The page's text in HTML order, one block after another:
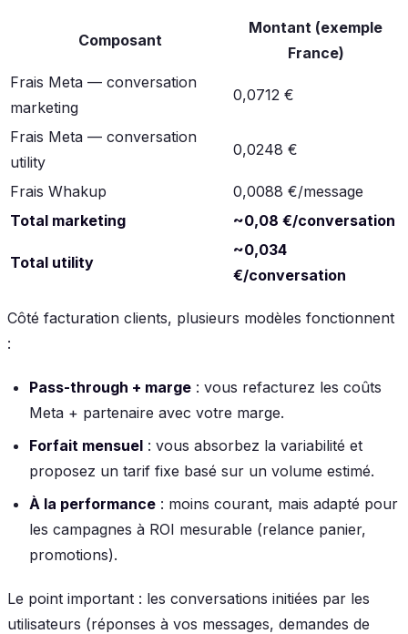
Composant
Montant (exemple
France)
Frais Meta — conversation
marketing
0,0712 €
Frais Meta — conversation
utility
0,0248 €
Frais Whakup
0,0088 €/message
Total marketing
~0,08 €/conversation
Total utility
~0,034
€/conversation
Côté facturation clients, plusieurs modèles fonctionnent
:
Pass-through + marge : vous refacturez les coûts
Meta + partenaire avec votre marge.
Forfait mensuel : vous absorbez la variabilité et
proposez un tarif fixe basé sur un volume estimé.
À la performance : moins courant, mais adapté pour
les campagnes à ROI mesurable (relance panier,
promotions).
Le point important : les conversations initiées par les
utilisateurs (réponses à vos messages, demandes de